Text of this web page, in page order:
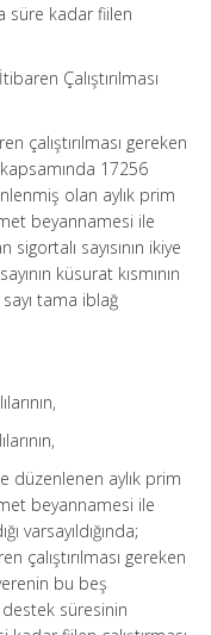
süre kadar fiilen
Çalıştırılması
çalıştırılması gereken
17256
olan aylık prim
beyannamesi ile
sayısının ikiye
küsurat kısmının
tama iblağ
düzenlenen aylık prim
beyannamesi ile
varsayıldığında;
çalıştırılması gereken
bu beş
destek süresinin